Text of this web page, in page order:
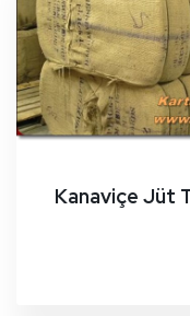
Kanaviçe Jüt